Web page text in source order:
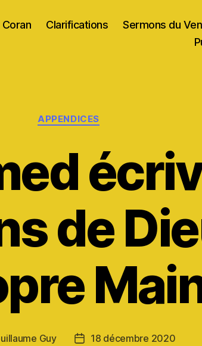
Coran Clarifications Sermons du
Catégories
APPENDICES
de
Guy
Date18 décembre 2020